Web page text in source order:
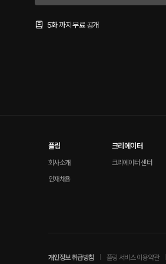
5화 까지 무료 공개
플링
회사소개
인재채용
크리에이터
크리에이터 센터
개인정보 취급방침 플링 서비스 이용약관